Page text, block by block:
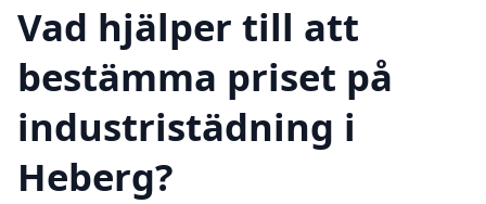
Vad hjälper till att
bestämma priset på
industristädning i
Heberg?